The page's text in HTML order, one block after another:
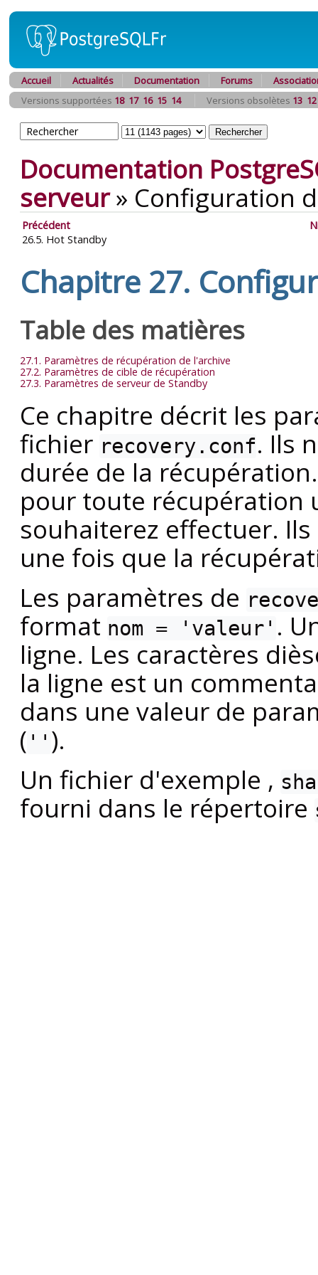
Accueil Actualités Documentation Forums
Versions supportées 18 17 16 15 14 Versions obsolètes 13 12
Documentation
serveur» Configuration
Précédent
26.5. Hot Standby
Chapitre 27.
Table des matières
27.1. Paramètres de récupération de l'archive
27.2. Paramètres de cible de récupération
27.3. Paramètres de serveur de Standby
Ce chapitre décrit les
fichier recovery.conf. Ils
durée de la
pour toute récupération
souhaiterez effectuer.
une fois que la
Les paramètres de
format nom = 'valeur' .
ligne. Les caractères
la ligne est un
dans une valeur de
( '' ).
Un fichier d'exemple ,
fourni dans le répertoire